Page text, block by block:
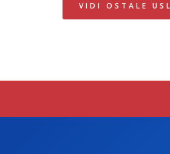
VIDI OSTALE